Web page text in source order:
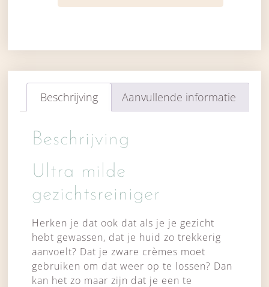
Beschrijving Aanvullende informatie
Beschrijving
Ultra milde
gezichtsreiniger
Herken je dat ook dat als je je gezicht
hebt gewassen, dat je huid zo trekkerig
aanvoelt? Dat je zware crèmes moet
gebruiken om dat weer op te lossen? Dan
kan het zo maar zijn dat je een te